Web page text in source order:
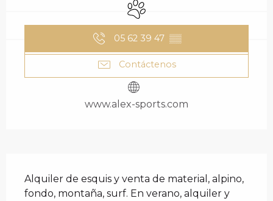
Se aceptan animales
05 62 39 47 ▒▒
Contáctenos
www.alex-sports.com
Alquiler de esquis y venta de material, alpino,
fondo, montaña, surf. En verano, alquiler y